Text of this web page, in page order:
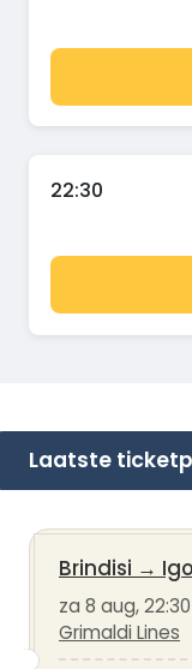
22:30
Laatste
Brindisi →
za 8 aug, 22:30
Grimaldi Lines